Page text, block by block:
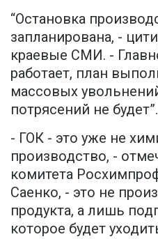
“Остановка
запланирована, -
краевые СМИ. -
работает, план
массовых
потрясений не будет”.
- ГОК - это уже не
производство, -
комитета
Саенко, - это не
продукта, а лишь
которое будет